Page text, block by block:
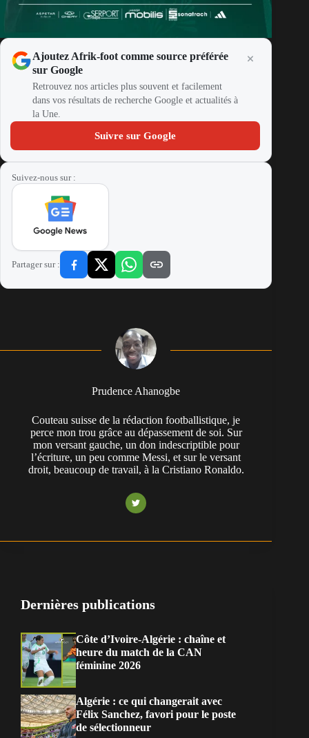
Ajoutez Afrik-foot comme source préférée
sur Google
Retrouvez nos articles plus souvent et facilement
dans vos résultats de recherche Google et actualités à
la Une.
Suivre sur Google
Suivez-nous sur :
Partager sur :
Prudence Ahanogbe
Couteau suisse de la rédaction footballistique, je
perce mon trou grâce au dépassement de soi. Sur
mon versant gauche, un don indescriptible pour
l’écriture, un peu comme Messi, et sur le versant
droit, beaucoup de travail, à la Cristiano Ronaldo.
Dernières publications
Côte d’Ivoire-Algérie : chaîne et
heure du match de la CAN
féminine 2026
Algérie : ce qui changerait avec
Félix Sanchez, favori pour le poste
de sélectionneur